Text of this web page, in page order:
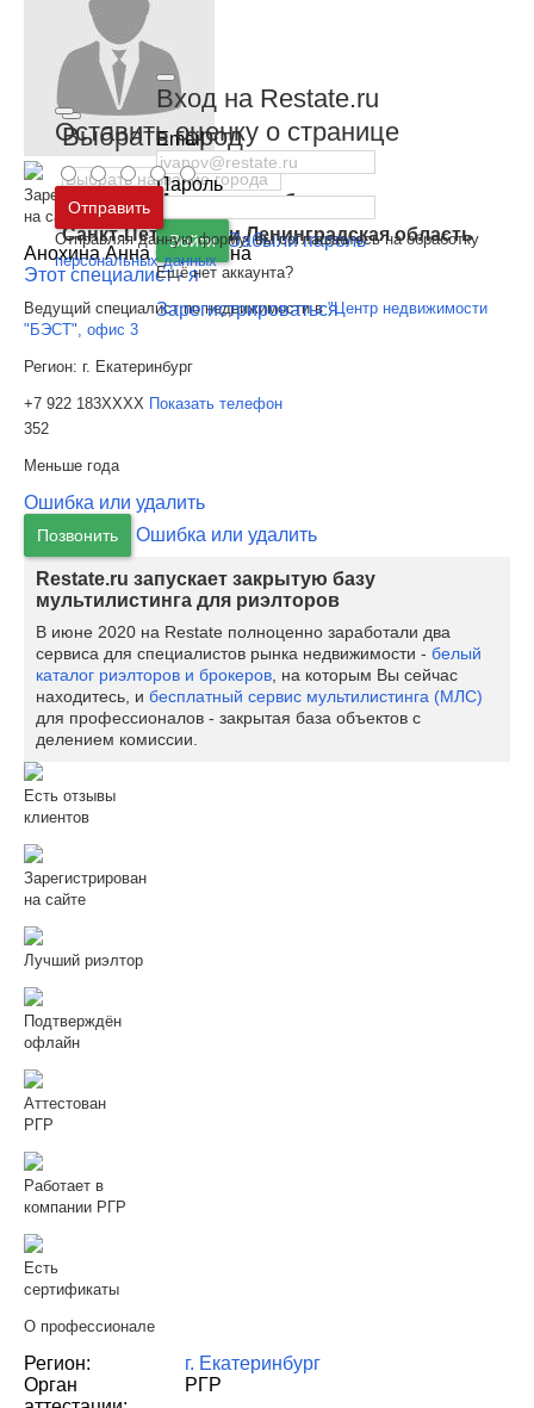
Выбрать город
Москва и
Московская область
Санкт-Петербург иЛенинградская область
Вход на Restate.ru
Email
Пароль
Войти Забыли пароль
Ещё нет аккаунта?
Зарегистрироваться
Зарегистрирован
на сайте
Анохина Анна Сергеевна
Этот специалист - я
Ведущий специалист по недвижимости в"Центр недвижимости
"БЭСТ", офис 3
Регион: г. Екатеринбург
+7 922 183XXXX Показать телефон
352
Меньше года
Ошибка или удалить
Позвонить Ошибка или удалить
Restate.ru запускает закрытую базу
мультилистинга для риэлторов
В июне 2020 на Restate полноценно заработали два
сервиса для специалистов рынка недвижимости - белый
каталог риэлторов и брокеров , на которым Вы сейчас
находитесь, и бесплатный сервис мультилистинга (МЛС)
для профессионалов - закрытая база объектов с
делением комиссии.
Есть отзывы
клиентов
Зарегистрирован
на сайте
Лучший риэлтор
Подтверждён
офлайн
Аттестован
РГР
Работает в
компании РГР
Есть
сертификаты
О профессионале
Регион:
г. Екатеринбург
Орган
РГР
Оставить оценку о странице
Отправить
Отправляя данную форму, вы соглашаетесь на обработку
персональных данных